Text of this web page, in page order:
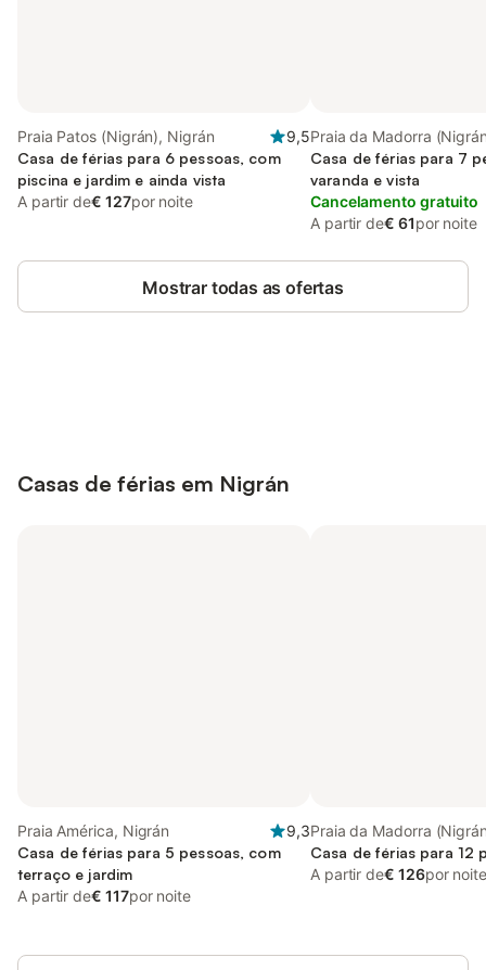
Praia Patos (Nigrán), Nigrán
9,5
Casa de férias para 6 pessoas, com
piscina e jardim e ainda vista
A partir de€ 127por noite
Praia da Madorra
Casa de férias para 7
varanda e vista
Cancelamento gratuito
A partir de€ 61por noite
Mostrar todas as ofertas
Casas de férias em Nigrán
Praia América, Nigrán
9,3
Casa de férias para 5 pessoas, com
terraço e jardim
A partir de€ 117por noite
Praia da Madorra
Casa de férias para 12
A partir de€ 126por noite